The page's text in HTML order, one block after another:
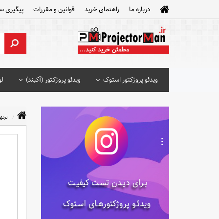
درباره ما راهنمای خرید قوانین و مقررات پیگیری
ویدئو پروژکتور استوک ویدئو پروژکتور (آکبند)